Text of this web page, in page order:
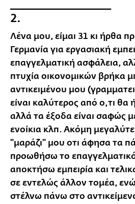
2.
Λένα μου, είμαι 31 κι ήρθα
Γερμανία για εργασιακή
επαγγελματική ασφάλεια,
πτυχία οικονομικών βρήκα
αντικειμένου μου
είναι καλύτερος από ο,τι
αλλά τα έξοδα είναι σαφώς
ενοίκια κλπ. Ακόμη
"μαράζι" μου οτι άφησα τα
προωθήσω το
αποκτήσω εμπειρία και
σε εντελώς άλλον τομέα, ενώ
στέλνω πάνω στο